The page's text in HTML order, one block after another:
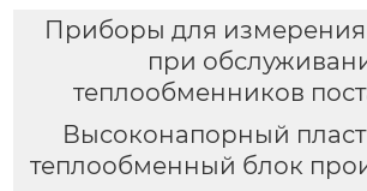
Приборы для измерения
при
теплообменников
Высоконапорный
теплообменный блок